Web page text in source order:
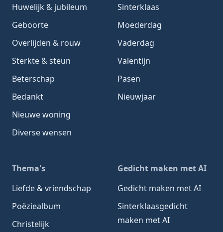
Huwelijk & jubileum
Geboorte
Overlijden & rouw
Sterkte & steun
Beterschap
Bedankt
Nieuwe woning
Diverse wensen
Sinterklaas
Moederdag
Vaderdag
Valentijn
Pasen
Nieuwjaar
Thema's
Liefde & vriendschap
Poëziealbum
Christelijk
Gedicht maken met AI
Gedicht maken met AI
Sinterklaasgedicht
maken met AI